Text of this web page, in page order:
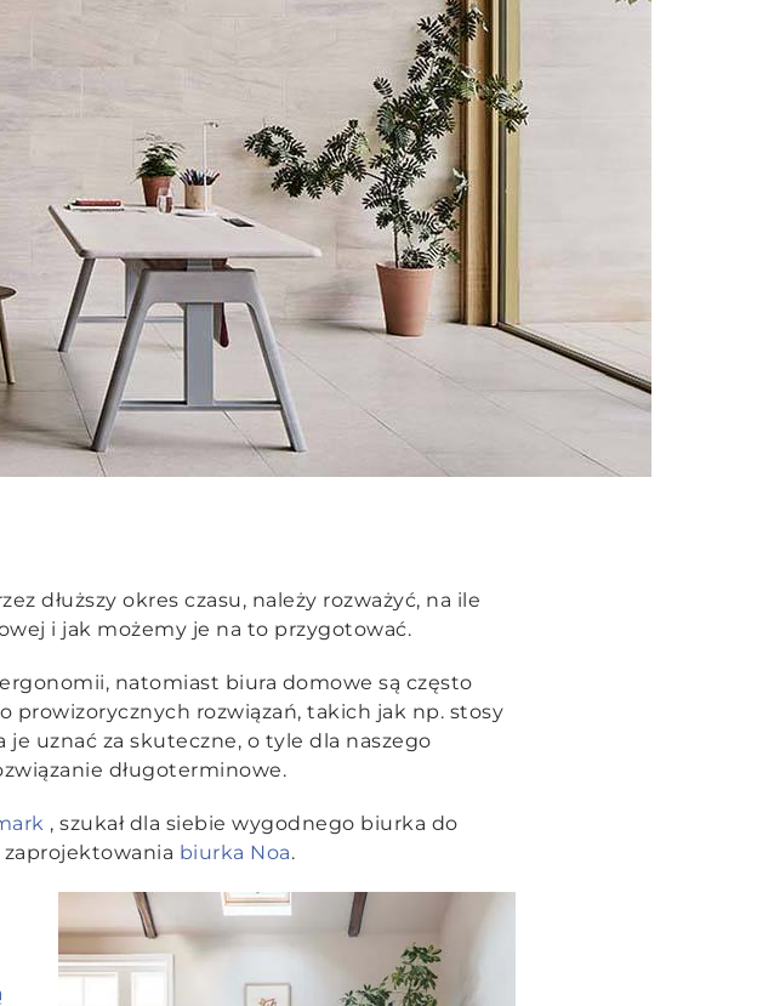
dłuższy okres czasu, należy rozważyć, na ile
i jak możemy je na to przygotować.
natomiast biura domowe są często
prowizorycznych rozwiązań, takich jak np. stosy
uznać za skuteczne, o tyle dla naszego
długoterminowe.
, szukał dla siebie wygodnego biurka do
zaprojektowania biurka Noa.